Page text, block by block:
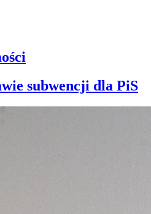
subwencji dla PiS